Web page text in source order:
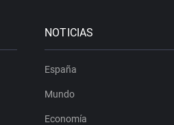
NOTICIAS
España
Mundo
Economía